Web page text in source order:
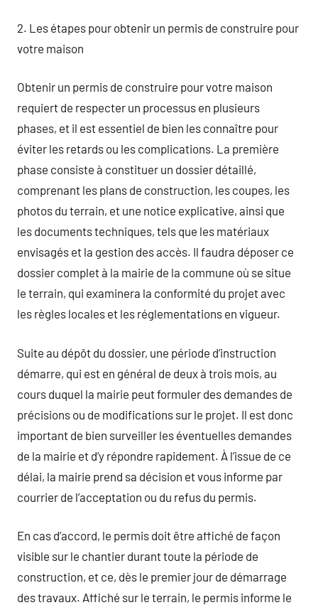
2. Les étapes pour obtenir un permis de construire pour
votre maison
Obtenir un permis de construire pour votre maison
requiert de respecter un processus en plusieurs
phases, et il est essentiel de bien les connaître pour
éviter les retards ou les complications. La première
phase consiste à constituer un dossier détaillé,
comprenant les plans de construction, les coupes, les
photos du terrain, et une notice explicative, ainsi que
les documents techniques, tels que les matériaux
envisagés et la gestion des accès. Il faudra déposer ce
dossier complet à la mairie de la commune où se situe
le terrain, qui examinera la conformité du projet avec
les règles locales et les réglementations en vigueur.
Suite au dépôt du dossier, une période d’instruction
démarre, qui est en général de deux à trois mois, au
cours duquel la mairie peut formuler des demandes de
précisions ou de modifications sur le projet. Il est donc
important de bien surveiller les éventuelles demandes
de la mairie et d’y répondre rapidement. À l’issue de ce
délai, la mairie prend sa décision et vous informe par
courrier de l’acceptation ou du refus du permis.
En cas d’accord, le permis doit être affiché de façon
visible sur le chantier durant toute la période de
construction, et ce, dès le premier jour de démarrage
des travaux. Affiché sur le terrain, le permis informe le